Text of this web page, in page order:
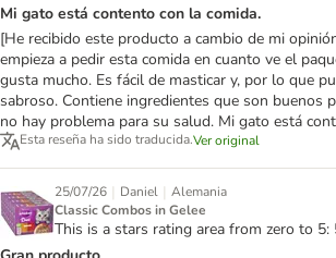
Mi gato está contento con la comida.
[He recibido este producto a cambio de mi
empieza a pedir esta comida en cuanto ve el
gusta mucho. Es fácil de masticar y, por lo que
sabroso. Contiene ingredientes que son buenos
no hay problema para su salud. Mi gato está
Esta reseña ha sido traducida.Ver original
25/07/26 | Daniel | Alemania
Classic Combos in Gelee
This is a stars rating area from zero to 5: